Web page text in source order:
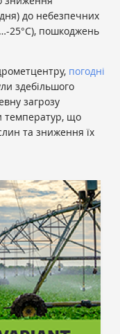
до небезпечних
25°С), пошкоджень
погодні
здебільшого
загрозу
температур, що
та зниження їх